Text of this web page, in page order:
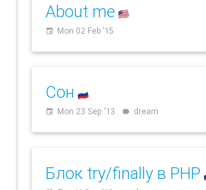
About me 🇺🇸
event Mon 02 Feb '15
Сон 🇷🇺
event Mon 23 Sep '13 label dream
Блок try/finally в PHP